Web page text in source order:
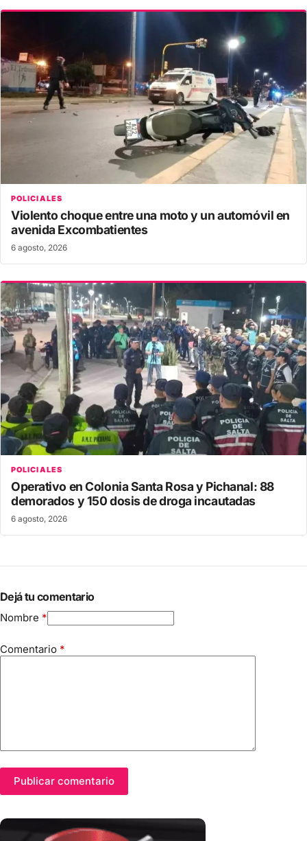
POLICIALES
Violento choque entre una moto y un automóvil en
avenida Excombatientes
6 agosto, 2026
POLICIALES
Operativo en Colonia Santa Rosa y Pichanal: 88
demorados y 150 dosis de droga incautadas
6 agosto, 2026
Dejá tu comentario
Nombre *
Comentario *
Publicar comentario